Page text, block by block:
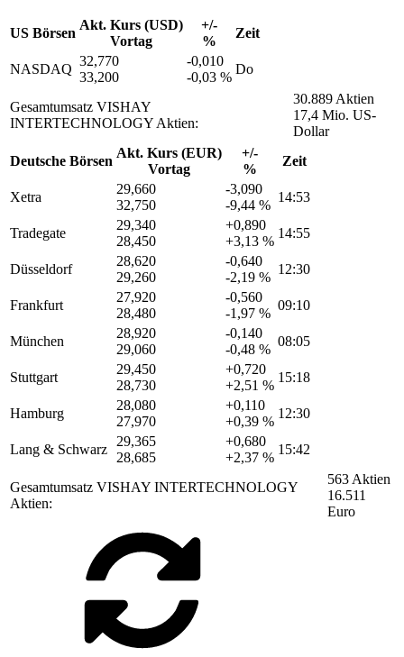
US Börsen
Akt. Kurs (USD)
Vortag
+/-
%
Zeit
NASDAQ
32,770
33,200
-0,010
-0,03 %
Do
Gesamtumsatz VISHAY
INTERTECHNOLOGY Aktien:
30.889 Aktien
17,4 Mio. US-
Dollar
Deutsche Börsen
Akt. Kurs (EUR)
Vortag
+/-
%
Zeit
Xetra
29,660
32,750
-3,090
-9,44 %
14:53
Tradegate
29,340
28,450
+0,890
+3,13 %
14:55
Düsseldorf
28,620
29,260
-0,640
-2,19 %
12:30
Frankfurt
27,920
28,480
-0,560
-1,97 %
09:10
München
28,920
29,060
-0,140
-0,48 %
08:05
Stuttgart
29,450
28,730
+0,720
+2,51 %
15:18
Hamburg
28,080
27,970
+0,110
+0,39 %
12:30
Lang & Schwarz
29,365
28,685
+0,680
+2,37 %
15:42
Gesamtumsatz VISHAY INTERTECHNOLOGY
Aktien:
563 Aktien
16.511
Euro